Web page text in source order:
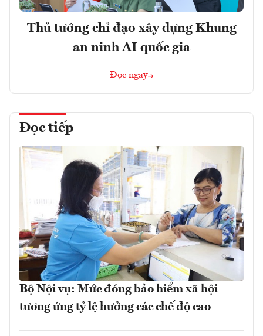
Thủ tướng chỉ đạo xây dựng Khung
an ninh AI quốc gia
Đọc ngay
Đọc tiếp
Bộ Nội vụ: Mức đóng bảo hiểm xã hội
tương ứng tỷ lệ hưởng các chế độ cao